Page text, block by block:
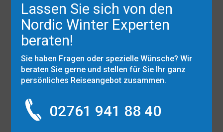
Lassen Sie sich von den
Nordic Winter Experten
beraten!
Sie haben Fragen oder spezielle Wünsche? Wir
beraten Sie gerne und stellen für Sie Ihr ganz
persönliches Reiseangebot zusammen.
02761 941 88 40